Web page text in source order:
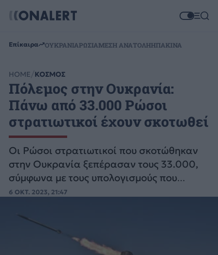
Επίκαιρα ΟΥΚΡΑΝΙΑΡΩΣΙΑΜΕΣΗ ΑΝΑΤΟΛΗΗΠΑΚΙΝΑ
HOME ΚΟΣΜΟΣ
Πόλεμος στην Ουκρανία:
Πάνω από 33.000 Ρώσοι
στρατιωτικοί έχουν σκοτωθεί
Οι Ρώσοι στρατιωτικοί που σκοτώθηκαν
στην Ουκρανία ξεπέρασαν τους 33.000,
σύμφωνα με τους υπολογισμούς που
έκαναν το ρωσικό BBC και ο ιστότοπος
6 ΟΚΤ. 2023, 21:47